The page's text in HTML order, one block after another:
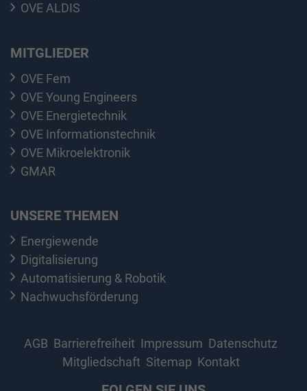
OVE ALDIS
MITGLIEDER
OVE Fem
OVE Young Engineers
OVE Energietechnik
OVE Informationstechnik
OVE Mikroelektronik
GMAR
UNSERE THEMEN
Energiewende
Digitalisierung
Automatisierung & Robotik
Nachwuchsförderung
AGB Barrierefreiheit Impressum Datenschutz
Mitgliedschaft Sitemap Kontakt